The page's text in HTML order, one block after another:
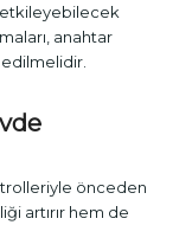
etkileyebilecek
anahtar
önceden
artırır hem de